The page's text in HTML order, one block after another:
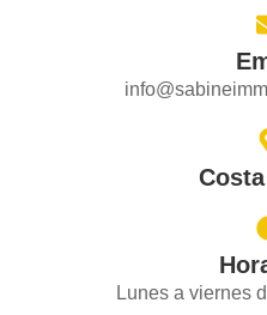
Lunes a viernes